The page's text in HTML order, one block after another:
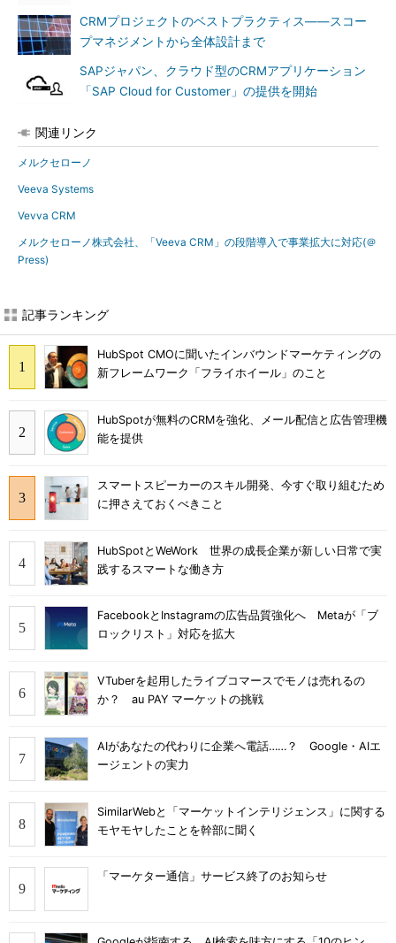
CRMプロジェクトのベストプラクティス――スコー
プマネジメントから全体設計まで
SAPジャパン、クラウド型のCRMアプリケーション
「SAP Cloud for Customer」の提供を開始
関連リンク
メルクセローノ
Veeva Systems
Vevva CRM
メルクセローノ株式会社、「Veeva CRM」の段階導入で事業拡大に対応(＠
Press)
記事ランキング
HubSpot CMOに聞いたインバウンドマーケティングの
新フレームワーク「フライホイール」のこと
HubSpotが無料のCRMを強化、メール配信と広告管理機
能を提供
スマートスピーカーのスキル開発、今すぐ取り組むため
に押さえておくべきこと
HubSpotとWeWork 世界の成長企業が新しい日常で実
践するスマートな働き方
FacebookとInstagramの広告品質強化へ Metaが「ブ
ロックリスト」対応を拡大
VTuberを起用したライブコマースでモノは売れるの
か？ au PAY マーケットの挑戦
AIがあなたの代わりに企業へ電話……？ Google・AIエ
ージェントの実力
SimilarWebと「マーケットインテリジェンス」に関する
モヤモヤしたことを幹部に聞く
「マーケター通信」サービス終了のお知らせ